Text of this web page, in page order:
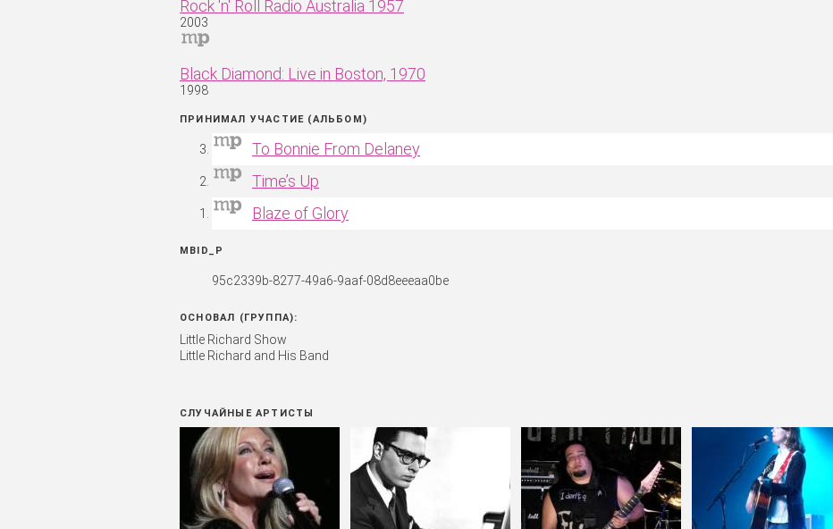
Rock 'n' Roll Radio Australia 1957
2003
Black Diamond: Live in Boston, 1970
1998
ПРИНИМАЛ УЧАСТИЕ (АЛЬБОМ)
To Bonnie From Delaney
Time’s Up
Blaze of Glory
MBID_P
95c2339b-8277-49a6-9aaf-08d8eeeaa0be
ОСНОВАЛ (ГРУППА):
Little Richard Show
Little Richard and His Band
СЛУЧАЙНЫЕ АРТИСТЫ